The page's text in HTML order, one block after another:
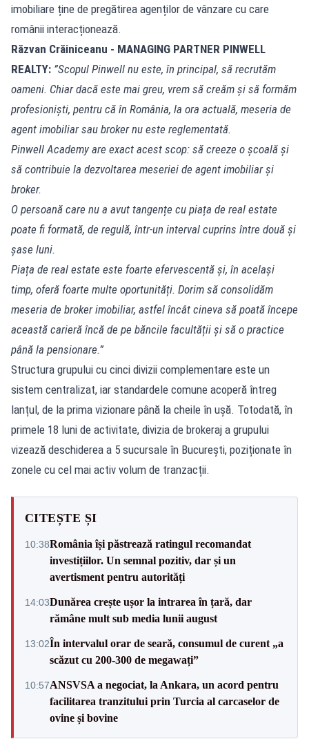
imobiliare ține de pregătirea agenților de vânzare cu care
românii interacționează.
Răzvan Crăiniceanu - MANAGING PARTNER PINWELL
REALTY: ”Scopul Pinwell nu este, în principal, să recrutăm
oameni. Chiar dacă este mai greu, vrem să creăm și să formăm
profesioniști, pentru că în România, la ora actuală, meseria de
agent imobiliar sau broker nu este reglementată.
Pinwell Academy are exact acest scop: să creeze o școală și
să contribuie la dezvoltarea meseriei de agent imobiliar și
broker.
O persoană care nu a avut tangențe cu piața de real estate
poate fi formată, de regulă, într-un interval cuprins între două și
șase luni.
Piața de real estate este foarte efervescentă și, în același
timp, oferă foarte multe oportunități. Dorim să consolidăm
meseria de broker imobiliar, astfel încât cineva să poată începe
această carieră încă de pe băncile facultății și să o practice
până la pensionare.”
Structura grupului cu cinci divizii complementare este un
sistem centralizat, iar standardele comune acoperă întreg
lanțul, de la prima vizionare până la cheile în ușă. Totodată, în
primele 18 luni de activitate, divizia de brokeraj a grupului
vizează deschiderea a 5 sucursale în București, poziționate în
zonele cu cel mai activ volum de tranzacții.
CITEȘTE ȘI
10:38România își păstrează ratingul recomandat
investițiilor. Un semnal pozitiv, dar și un
avertisment pentru autorități
14:03Dunărea crește ușor la intrarea în țară, dar
rămâne mult sub media lunii august
13:02În intervalul orar de seară, consumul de curent „a
scăzut cu 200-300 de megawați”
10:57ANSVSA a negociat, la Ankara, un acord pentru
facilitarea tranzitului prin Turcia al carcaselor de
ovine și bovine